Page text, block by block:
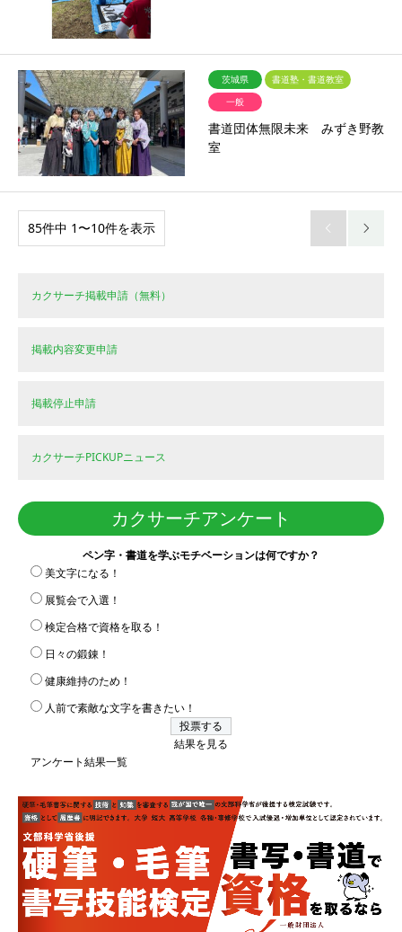
茨城県
書道塾・書道教室
一般
書道団体無限未来 みずき野教
室
85件中 1〜10件を表示  
カクサーチ掲載申請（無料）
掲載内容変更申請
掲載停止申請
カクサーチPICKUPニュース
カクサーチアンケート
ペン字・書道を学ぶモチベーションは何ですか？
美文字になる！
展覧会で入選！
検定合格で資格を取る！
日々の鍛錬！
健康維持のため！
人前で素敵な文字を書きたい！
結果を見る
アンケート結果一覧